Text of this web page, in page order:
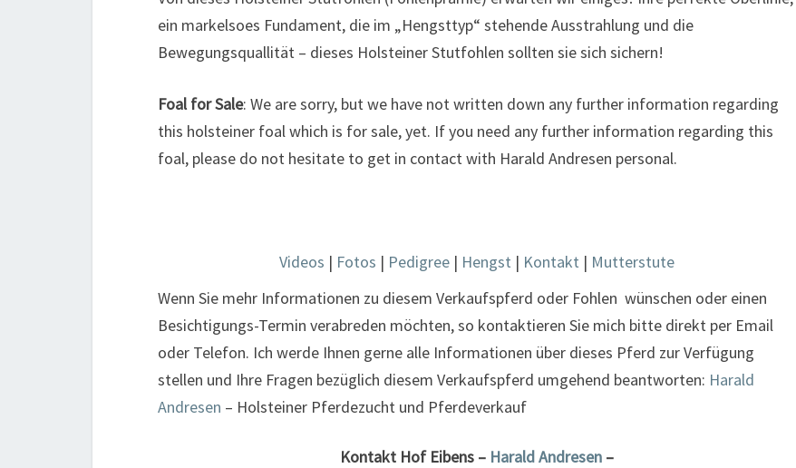
ein markelsoes Fundament, die im „Hengsttyp“ stehende Ausstrahlung und die
Bewegungsquallität – dieses Holsteiner Stutfohlen sollten sie sich sichern!
Foal for Sale: We are sorry, but we have not written down any further information regarding
this holsteiner foal which is for sale, yet. If you need any further information regarding this
foal, please do not hesitate to get in contact with Harald Andresen personal.
Videos | Fotos | Pedigree | Hengst | Kontakt | Mutterstute
Wenn Sie mehr Informationen zu diesem Verkaufspferd oder Fohlen wünschen oder einen
Besichtigungs-Termin verabreden möchten, so kontaktieren Sie mich bitte direkt per Email
oder Telefon. Ich werde Ihnen gerne alle Informationen über dieses Pferd zur Verfügung
stellen und Ihre Fragen bezüglich diesem Verkaufspferd umgehend beantworten: Harald
Andresen – Holsteiner Pferdezucht und Pferdeverkauf
Kontakt Hof Eibens – Harald Andresen–